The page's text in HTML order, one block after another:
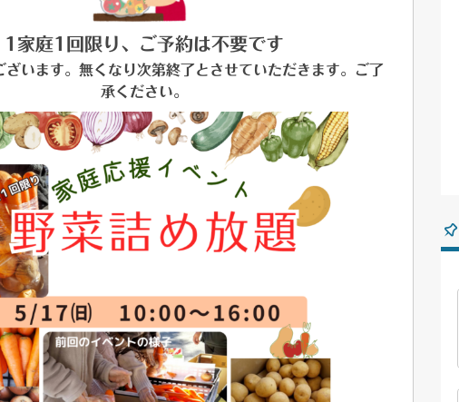
1家庭1回限り、ご予約は不要です
います。無くなり次第終了とさせていただきます。ご了
承ください。